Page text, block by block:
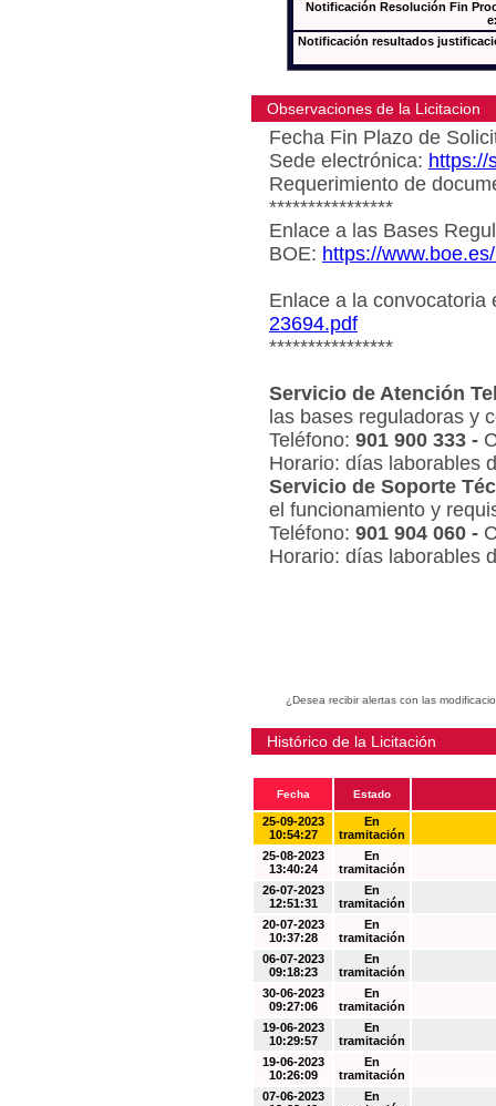
Notificación Resolución Fin
Notificación resultados
Observaciones de la Licitacion
Fecha Fin Plazo de
Sede electrónica: https://
Requerimiento de
****************
Enlace a las Bases
BOE: https://
Enlace a la
23694.pdf
****************
Servicio de Atención
las bases reguladoras y
Teléfono: 901 900 333 -
Horario: días laborables
Servicio de Soporte
el funcionamiento y
Teléfono: 901 904 060 -
Horario: días laborables
¿Desea recibir alertas con las
Histórico de la Licitación
Fecha Estado
25-09-2023
10:54:27
En
tramitación
25-08-2023
13:40:24
En
tramitación
26-07-2023
12:51:31
En
tramitación
20-07-2023
10:37:28
En
tramitación
06-07-2023
09:18:23
En
tramitación
30-06-2023
09:27:06
En
tramitación
19-06-2023
10:29:57
En
tramitación
19-06-2023
10:26:09
En
tramitación
07-06-2023
En